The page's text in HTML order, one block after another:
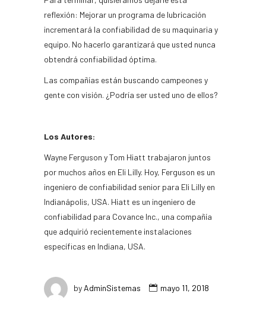
reflexión: Mejorar un programa de lubricación
incrementará la confiabilidad de su maquinaria y
equipo. No hacerlo garantizará que usted nunca
obtendrá confiabilidad óptima.
Las compañías están buscando campeones y
gente con visión. ¿Podría ser usted uno de ellos?
Los Autores:
Wayne Ferguson y Tom Hiatt trabajaron juntos
por muchos años en Eli Lilly. Hoy, Ferguson es un
ingeniero de confiabilidad senior para Eli Lilly en
Indianápolis, USA. Hiatt es un ingeniero de
confiabilidad para Covance Inc., una compañía
que adquirió recientemente instalaciones
específicas en Indiana, USA.
by AdminSistemas mayo 11, 2018